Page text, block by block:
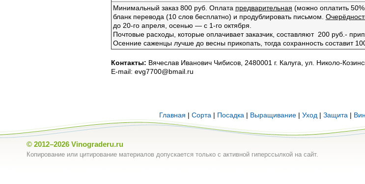
Минимальный заказ 800 руб. Оплата предварительная (можно оплатить
бланк перевода (10 слов бесплатно) и продублировать письмом.
до 20-го апреля, осенью — с 1-го октября.
Почтовые расходы, которые оплачивает заказчик, составляют 200 руб.-
Осенние саженцы лучше до весны прикопать, тогда сохранность составит
Контакты: Вячеслав Иванович Чибисов, 2480001 г. Калуга, ул. Николо-
E-mail: evg7700@bmail.ru
Главная | Сорта | Посадка | Выращивание | Уход | Защита |
© 2012–2026 Vinograderu.ru
Копирование или цитирование материалов допускается только с активной гиперссылкой на сайт.